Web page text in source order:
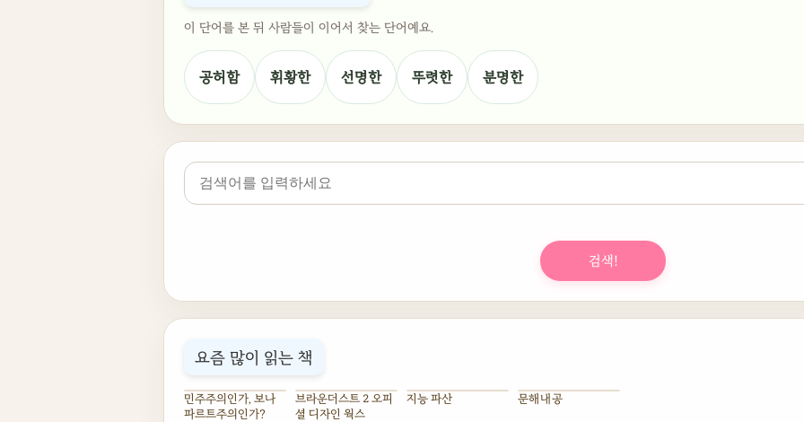
이 단어를 본 뒤 사람들이 이어서 찾는 단어예요.
공허함 휘황한 선명한 뚜렷한 분명한
검색!
요즘 많이 읽는 책
민주주의인가, 보나
파르트주의인가?
브라운더스트 2 오피
셜 디자인 웍스
지능 파산 문해내공